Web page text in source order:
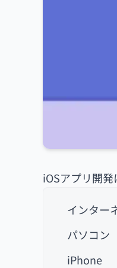
iOSアプリ開
インター
パソコン
iPhone